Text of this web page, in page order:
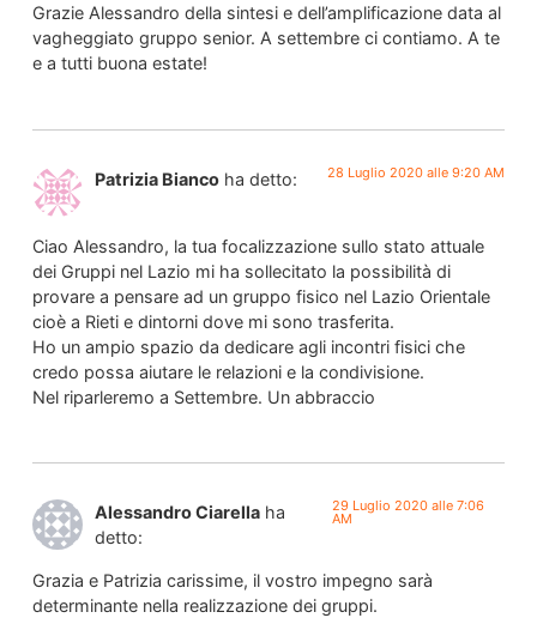
Grazie Alessandro della sintesi e dell’amplificazione data al
vagheggiato gruppo senior. A settembre ci contiamo. A te
e a tutti buona estate!
Patrizia Bianco ha detto: 28 Luglio 2020 alle 9:20 AM
Ciao Alessandro, la tua focalizzazione sullo stato attuale
dei Gruppi nel Lazio mi ha sollecitato la possibilità di
provare a pensare ad un gruppo fisico nel Lazio Orientale
cioè a Rieti e dintorni dove mi sono trasferita.
Ho un ampio spazio da dedicare agli incontri fisici che
credo possa aiutare le relazioni e la condivisione.
Nel riparleremo a Settembre. Un abbraccio
Alessandro Ciarella ha
detto:
29 Luglio 2020 alle 7:06
AM
Grazia e Patrizia carissime, il vostro impegno sarà
determinante nella realizzazione dei gruppi.